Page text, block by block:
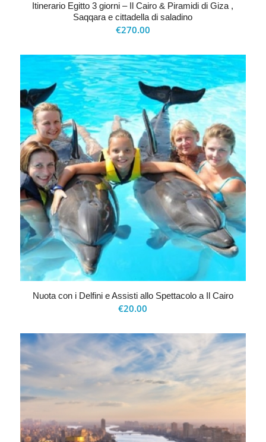
Itinerario Egitto 3 giorni – Il Cairo & Piramidi di Giza ,
Saqqara e cittadella di saladino
€270.00
Nuota con i Delfini e Assisti allo Spettacolo a Il Cairo
€20.00